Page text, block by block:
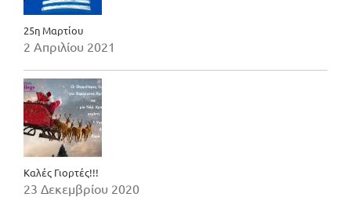
25η Μαρτίου
2 Απριλίου 2021
Καλές Γιορτές!!!
23 Δεκεμβρίου 2020